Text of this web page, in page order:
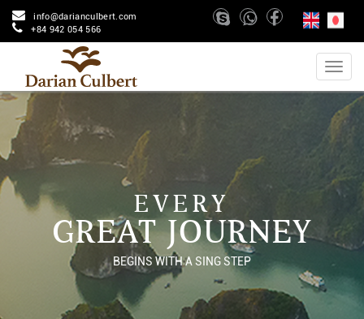
info@darianculbert.com
+84 942 054 566
EVERY
GREAT JOURNEY
BEGINS WITH A SING STEP